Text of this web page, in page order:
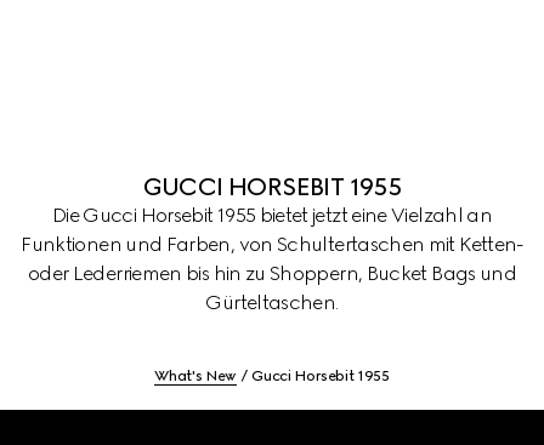
GUCCI HORSEBIT 1955
Die Gucci Horsebit 1955 bietet jetzt eine Vielzahl an
Funktionen und Farben, von Schultertaschen mit Ketten-
oder Lederriemen bis hin zu Shoppern, Bucket Bags und
Gürteltaschen.
What's New Gucci Horsebit 1955